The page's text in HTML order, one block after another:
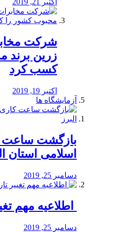
اکتبر 21, 2019
شرکت
زرین برند
کسب کرد
اکتبر 19, 2019
آزمایشگاه ها
بازگشت ساعت
اسلامی استان
دسامبر 25, 2019
اطلاعیه مهم
دسامبر 25, 2019